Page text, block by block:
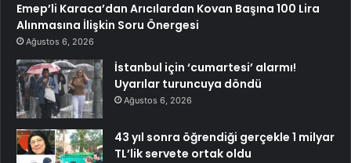
Emep’li Karaca’dan Arıcılardan Kovan Başına 100 Lira
Alınmasına İlişkin Soru Önergesi
Ağustos 6, 2026
İstanbul için ‘cumartesi’ alarmı!
Uyarılar turuncuya döndü
Ağustos 6, 2026
43 yıl sonra öğrendiği gerçekle 1 milyar
TL’lik servete ortak oldu